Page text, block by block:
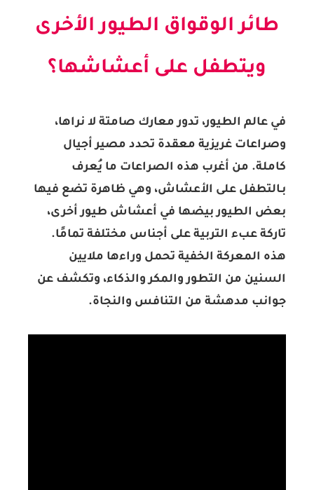
طائر الوقواق الطيور الأخرى
ويتطفل على أعشاشها؟
في عالم الطيور، تدور معارك صامتة لا نراها،
وصراعات غريزية معقدة تحدد مصير أجيال
كاملة. من أغرب هذه الصراعات ما يُعرف
بـالتطفل على الأعشاش، وهي ظاهرة تضع فيها
بعض الطيور بيضها في أعشاش طيور أخرى،
تاركة عبء التربية على أجناس مختلفة تمامًا.
هذه المعركة الخفية تحمل وراءها ملايين
السنين من التطور والمكر والذكاء، وتكشف عن
جوانب مدهشة من التنافس والنجاة.